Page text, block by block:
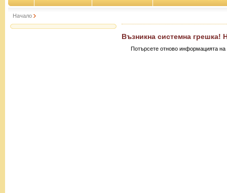
Начало
Възникна системна грешка!
Потърсете отново информацията на